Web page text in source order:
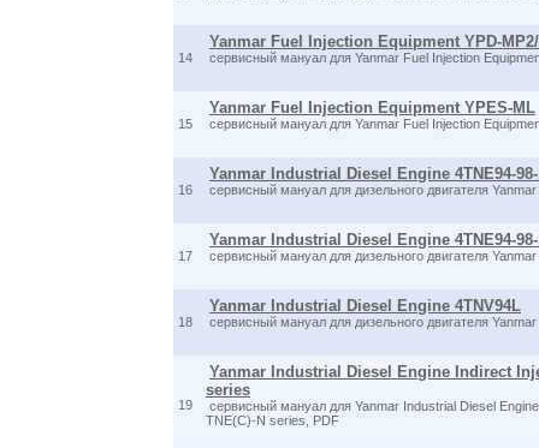
14
Yanmar Fuel Injection Equipment YPD-
сервисный мануал для Yanmar Fuel Injection
15
Yanmar Fuel Injection Equipment YPES-ML
сервисный мануал для Yanmar Fuel Injection
16
Yanmar Industrial Diesel Engine 4TNE94-98-
сервисный мануал для дизельного двигателя
17
Yanmar Industrial Diesel Engine 4TNE94-98-
сервисный мануал для дизельного двигателя
18
Yanmar Industrial Diesel Engine 4TNV94L
сервисный мануал для дизельного двигателя
19
Yanmar Industrial Diesel Engine Indirect
series
сервисный мануал для Yanmar Industrial Diesel
TNE(C)-N series, PDF